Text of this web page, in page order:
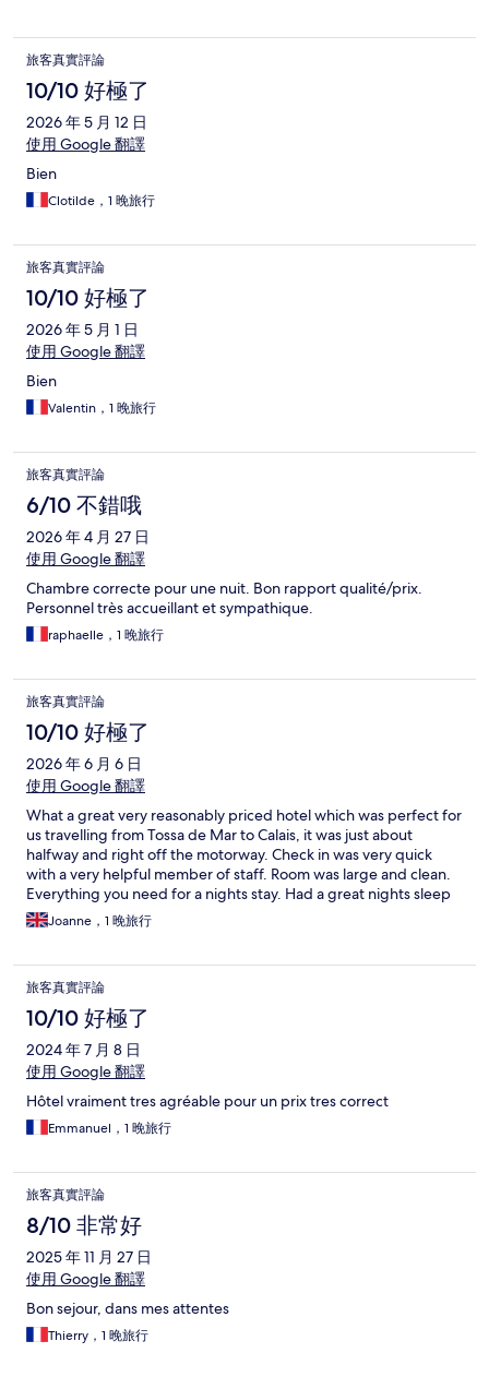
旅客真實評論
10/10 好極了
2026 年 5 月 12 日
使用 Google 翻譯
Bien
Clotilde，1 晚旅行
旅客真實評論
10/10 好極了
2026 年 5 月 1 日
使用 Google 翻譯
Bien
Valentin，1 晚旅行
旅客真實評論
6/10 不錯哦
2026 年 4 月 27 日
使用 Google 翻譯
Chambre correcte pour une nuit. Bon rapport qualité/prix.
Personnel très accueillant et sympathique.
raphaelle，1 晚旅行
旅客真實評論
10/10 好極了
2026 年 6 月 6 日
使用 Google 翻譯
What a great very reasonably priced hotel which was perfect for
us travelling from Tossa de Mar to Calais, it was just about
halfway and right off the motorway. Check in was very quick
with a very helpful member of staff. Room was large and clean.
Everything you need for a nights stay. Had a great nights sleep
in comfy beds. A very convenient restaurant bar/grill right
across the road and a pub a little further along. We would
Joanne，1 晚旅行
旅客真實評論
10/10 好極了
2024 年 7 月 8 日
使用 Google 翻譯
Hôtel vraiment tres agréable pour un prix tres correct
Emmanuel，1 晚旅行
旅客真實評論
8/10 非常好
2025 年 11 月 27 日
使用 Google 翻譯
Bon sejour, dans mes attentes
Thierry，1 晚旅行